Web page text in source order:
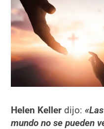
Helen Keller dijo:
mundo no se pueden